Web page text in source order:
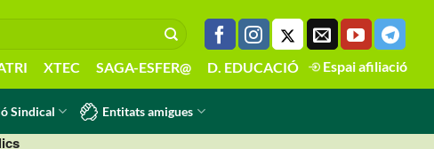
XTEC SAGA-ESFER@ D. EDUCACIÓ Espai afiliació
Sindical Entitats amigues